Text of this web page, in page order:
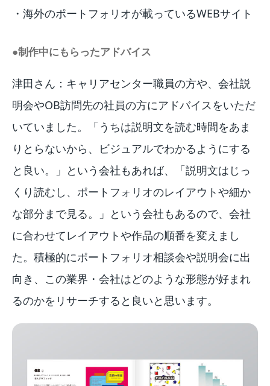
・海外のポートフォリオが載っているWEBサイト
●制作中にもらったアドバイス
津田さん：キャリアセンター職員の方や、会社説
明会やOB訪問先の社員の方にアドバイスをいただ
いていました。「うちは説明文を読む時間をあま
りとらないから、ビジュアルでわかるようにする
と良い。」という会社もあれば、「説明文はじっ
くり読むし、ポートフォリオのレイアウトや細か
な部分まで見る。」という会社もあるので、会社
に合わせてレイアウトや作品の順番を変えまし
た。積極的にポートフォリオ相談会や説明会に出
向き、この業界・会社はどのような形態が好まれ
るのかをリサーチすると良いと思います。